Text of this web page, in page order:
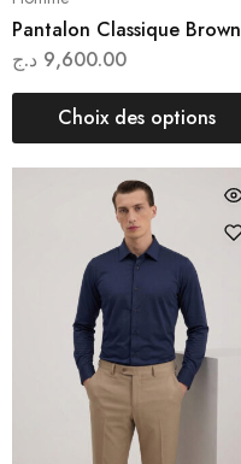
Pantalon Classique Brown
9,600.00 د.ج
Choix des options